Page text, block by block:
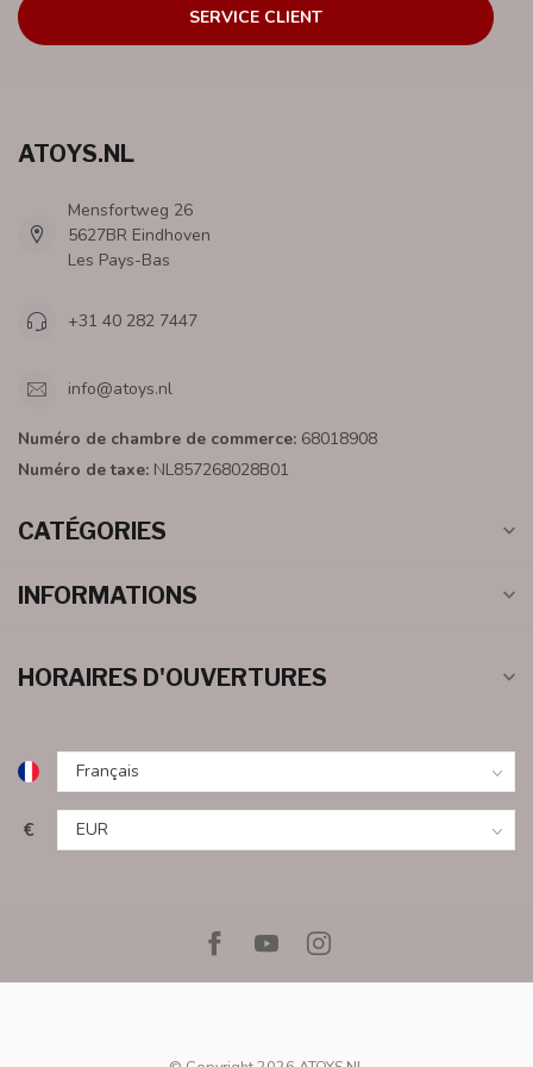
SERVICE CLIENT
ATOYS.NL
Mensfortweg 26
5627BR Eindhoven
Les Pays-Bas
+31 40 282 7447
info@atoys.nl
Numéro de chambre de commerce: 68018908
Numéro de taxe: NL857268028B01
CATÉGORIES
INFORMATIONS
HORAIRES D'OUVERTURES
€